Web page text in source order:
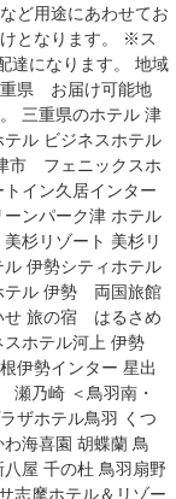
ど用途にあわせてお
となります。 ※ス
達になります。 地域
重県 お届け可能地
三重県のホテル 津
ル ビジネスホテル
市 フェニックスホ
イン久居インター
ンパーク津 ホテル
杉リゾート 美杉リ
伊勢シティホテル
テル 伊勢 両国旅館
せ 旅の宿 はるさめ
ホテル河上 伊勢
伊勢インター 星出
乃崎 ＜鳥羽南・
ザホテル鳥羽 くつ
海喜園 胡蝶蘭 鳥
屋 千の杜 鳥羽扇野
志摩ホテル＆リゾー